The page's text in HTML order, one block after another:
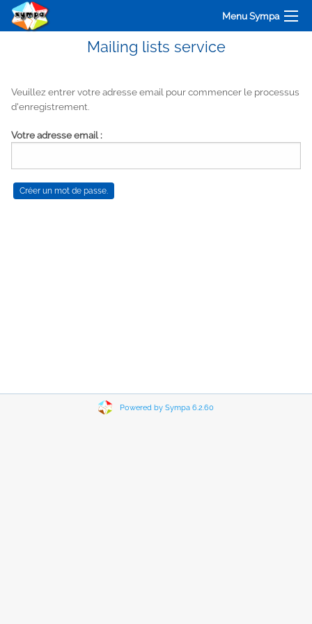
Menu Sympa
Mailing lists service
Veuillez entrer votre adresse email pour commencer le processus
d'enregistrement.
Votre adresse email :
Powered by Sympa 6.2.60